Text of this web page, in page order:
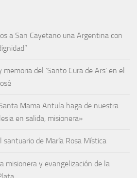
a San Cayetano una Argentina con
del ‘Santo Cura de Ars’ en el
Mama Antula haga de nuestra
en salida, misionera»
santuario de María Rosa Mística
misionera y evangelización de la